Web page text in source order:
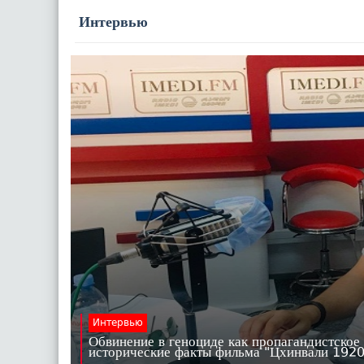
Интервью
Интервью
Обвинение в геноциде как
исторические факты фильма "Цхинвали